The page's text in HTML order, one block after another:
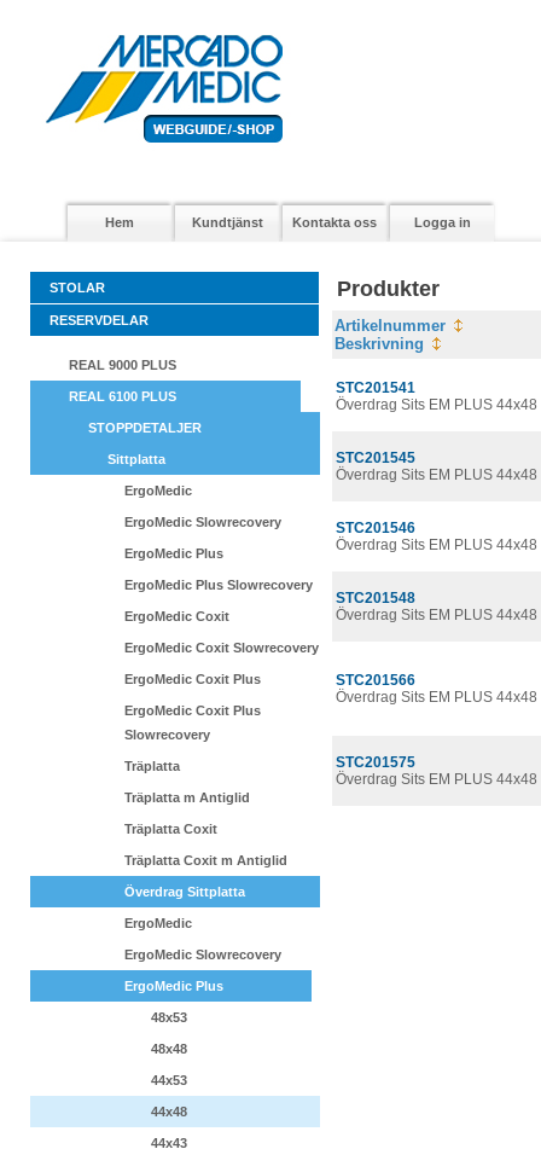
Hem Kundtjänst Kontakta oss Logga in
STOLAR
RESERVDELAR
REAL 9000 PLUS
REAL 6100 PLUS
STOPPDETALJER
Sittplatta
ErgoMedic
ErgoMedic Slowrecovery
ErgoMedic Plus
ErgoMedic Plus Slowrecovery
ErgoMedic Coxit
ErgoMedic Coxit Slowrecovery
ErgoMedic Coxit Plus
ErgoMedic Coxit Plus
Slowrecovery
Träplatta
Träplatta m Antiglid
Träplatta Coxit
Träplatta Coxit m Antiglid
Överdrag Sittplatta
ErgoMedic
ErgoMedic Slowrecovery
ErgoMedic Plus
48x53
48x48
44x53
44x48
44x43
Produkter
Artikelnummer
Beskrivning
STC201541
Överdrag Sits EM PLUS
STC201545
Överdrag Sits EM PLUS
STC201546
Överdrag Sits EM PLUS
STC201548
Överdrag Sits EM PLUS
STC201566
Överdrag Sits EM PLUS
STC201575
Överdrag Sits EM PLUS